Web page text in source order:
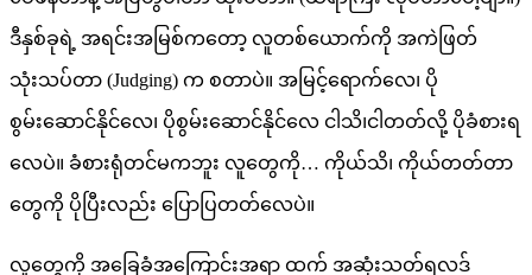
ဒီနှစ်ခုရဲ့ အရင်းအမြစ်ကတော့ လူတစ်ယောက်ကို အကဲဖြတ်
သုံးသပ်တာ (Judging) က စတာပဲ။ အမြင့်ရောက်လေ၊ ပို
စွမ်းဆောင်နိုင်လေ၊ ပိုစွမ်းဆောင်နိုင်လေ ငါသိ၊ငါတတ်လို့ ပိုခံစားရ
လေပဲ။ ခံစားရုံတင်မကဘူး လူတွေကို… ကိုယ်သိ၊ ကိုယ်တတ်တာ
တွေကို ပိုပြီးလည်း ပြောပြတတ်လေပဲ။
လူတွေကို အခြေခံအကြောင်းအရာ ထက် အဆုံးသတ်ရလဒ်